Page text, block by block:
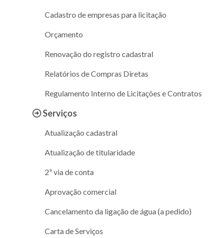
Cadastro de empresas para licitação
Orçamento
Renovação do registro cadastral
Relatórios de Compras Diretas
Regulamento Interno de Licitações e Contratos
Serviços
Atualização cadastral
Atualização de titularidade
2ª via de conta
Aprovação comercial
Cancelamento da ligação de água (a pedido)
Carta de Serviços